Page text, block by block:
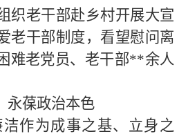
织老干部赴乡村开展大宣
老干部制度，看望慰问离
难老党员、老干部**余人
永葆政治本色
作为成事之基、立身之